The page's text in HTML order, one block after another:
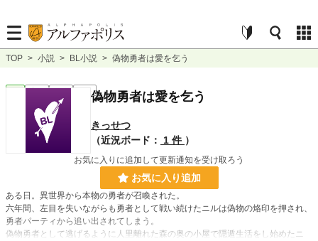
TOP > 小説 > BL小説 > 偽物勇者は愛を乞う
完結 短編 偽物勇者は愛を乞う
きっせつ
（近況ボード：
1 件 ）
お気に入りに追加して更新通知を受け取ろう
お気に入り追加
ある日。異世界から本物の勇者が召喚された。
六年間、左目を失いながらも勇者として戦い続けたニルは偽物の烙印を押され、
勇者パーティから追い出されてしまう。
偽物勇者として逃げるように人里離れた森の奥の小屋で隠遁生活をし始めたニ